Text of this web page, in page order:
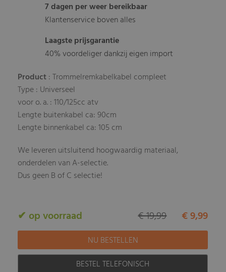
7 dagen per weer bereikbaar
Klantenservice boven alles
Laagste prijsgarantie
40% voordeliger dankzij eigen import
Product: Trommelremkabelkabel compleet
Type : Universeel
voor o. a. : 110/125cc atv
Lengte buitenkabel ca: 90cm
Lengte binnenkabel ca: 105 cm
We leveren uitsluitend hoogwaardig materiaal,
onderdelen van A-selectie.
Dus geen B of C selectie!
✔ op voorraad € 9,99
€ 19,99
BESTEL TELEFONISCH